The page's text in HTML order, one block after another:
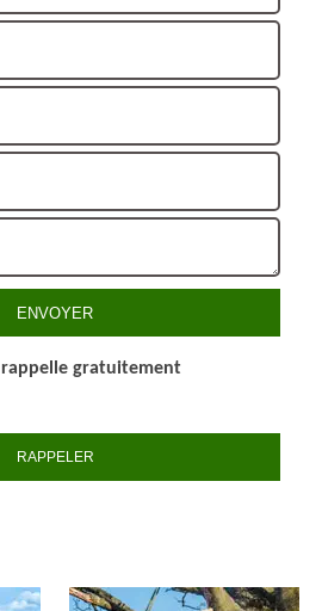
rappelle gratuitement